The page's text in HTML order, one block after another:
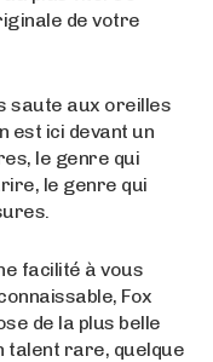
de votre
saute aux oreilles
est ici devant un
le genre qui
le genre qui
facilité à vous
Fox
de la plus belle
talent rare, quelque